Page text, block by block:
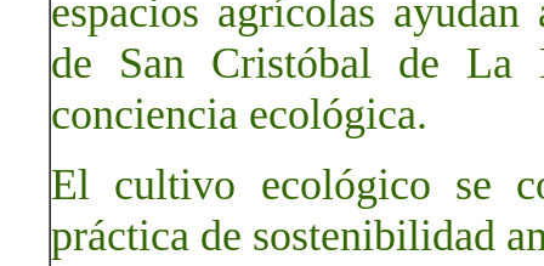
espacios agrícolas
de San Cristóbal de La
conciencia ecológica.
El cultivo ecológico se
práctica de sostenibilidad